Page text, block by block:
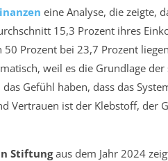
eine Analyse, die zeigte,
15,3 Prozent ihres
Prozent bei 23,7 Prozent
weil es die Grundlage der
Gefühl haben, dass das
Vertrauen ist der Klebstoff, der
Stiftungaus dem Jahr 2024